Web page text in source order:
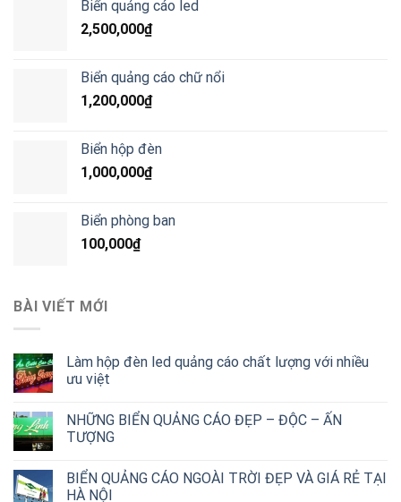
Biển quảng cáo led
2,500,000₫
Biển quảng cáo chữ nổi
1,200,000₫
Biển hộp đèn
1,000,000₫
Biển phòng ban
100,000₫
BÀI VIẾT MỚI
Làm hộp đèn led quảng cáo chất lượng với nhiều
ưu việt
NHỮNG BIỂN QUẢNG CÁO ĐẸP – ĐỘC – ẤN
TƯỢNG
BIỂN QUẢNG CÁO NGOÀI TRỜI ĐẸP VÀ GIÁ RẺ TẠI
HÀ NỘI